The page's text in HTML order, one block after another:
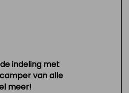
indeling met
van alle
meer!